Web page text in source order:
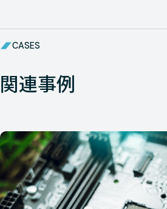
CASES
関連事例